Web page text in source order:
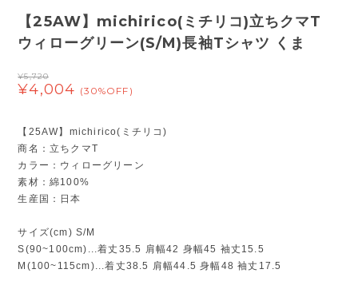
【25AW】michirico(ミチリコ)立ちクマT
ウィローグリーン(S/M)長袖Tシャツ くま
¥5,720
¥4,004 (30%OFF)
【25AW】michirico(ミチリコ)
商名：立ちクマT
カラー：ウィローグリーン
素材：綿100%
生産国：日本
サイズ(cm) S/M
S(90~100cm)...着丈35.5 肩幅42 身幅45 袖丈15.5
M(100~115cm)...着丈38.5 肩幅44.5 身幅48 袖丈17.5